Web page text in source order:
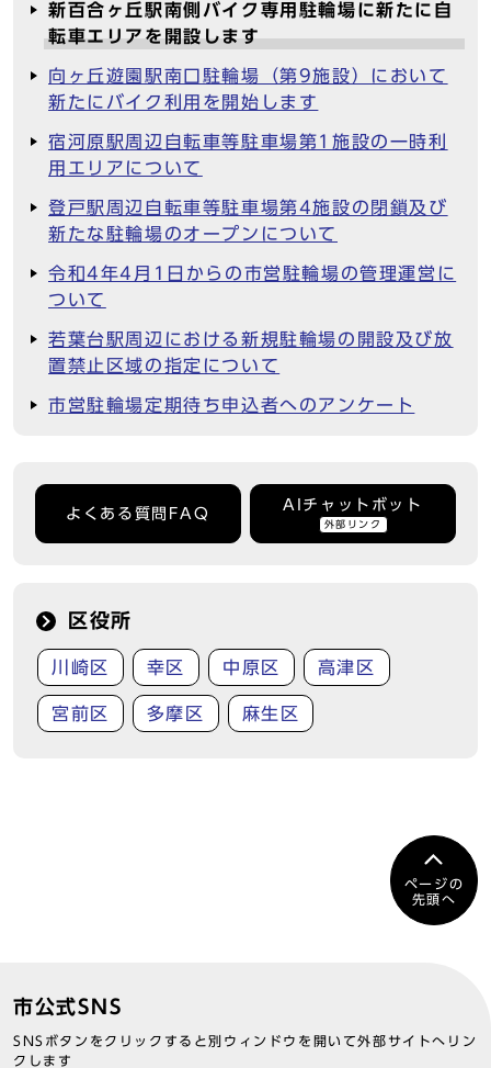
新百合ヶ丘駅南側バイク専用駐輪場に新たに自
転車エリアを開設します
向ヶ丘遊園駅南口駐輪場（第9施設）において
新たにバイク利用を開始します
宿河原駅周辺自転車等駐車場第1施設の一時利
用エリアについて
登戸駅周辺自転車等駐車場第4施設の閉鎖及び
新たな駐輪場のオープンについて
令和4年4月1日からの市営駐輪場の管理運営に
ついて
若葉台駅周辺における新規駐輪場の開設及び放
置禁止区域の指定について
市営駐輪場定期待ち申込者へのアンケート
よくある質問FAQ
AIチャットボット
外部リンク
区役所
川崎区 幸区 中原区 高津区
宮前区 多摩区 麻生区
ページの
先頭へ
市公式SNS
SNSボタンをクリックすると別ウィンドウを開いて外部サイトへリン
クします